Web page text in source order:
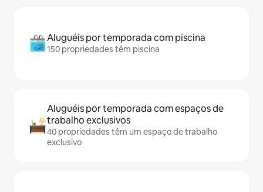
Aluguéis por temporada com piscina
150 propriedades têm piscina
Aluguéis por temporada com espaços de
trabalho exclusivos
40 propriedades têm um espaço de trabalho
exclusivo